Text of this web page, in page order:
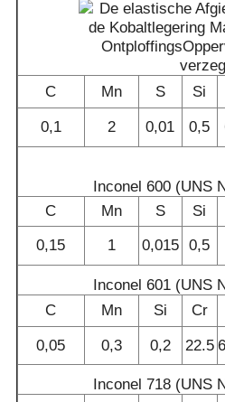
C Mn S Si
0,1
2 0,01 0,5
Inconel 600 (UNS
C
Mn S Si
0,15
1 0,015 0,5
Inconel 601 (UNS
C
Mn Si Cr
0,05
0,3 0,2 22.5
Inconel 718 (UNS